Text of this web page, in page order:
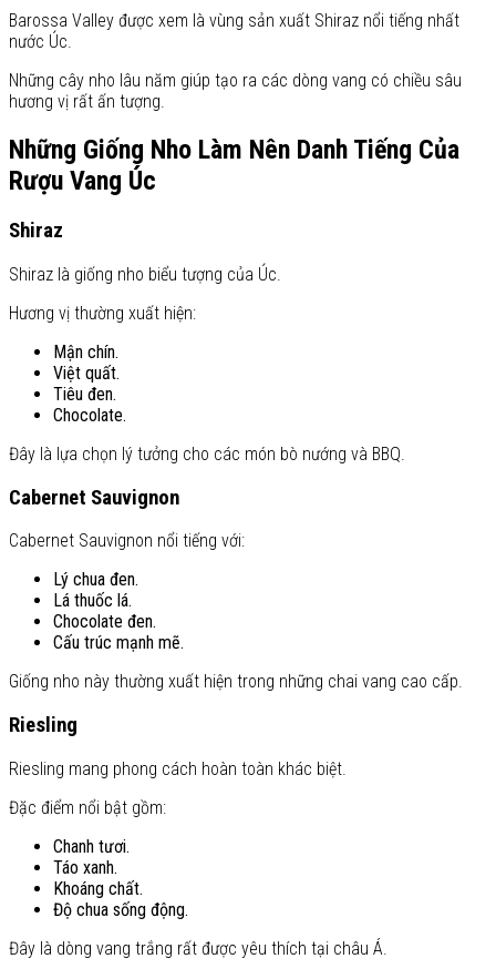
Barossa Valley được xem là vùng sản xuất Shiraz nổi tiếng nhất
nước Úc.
Những cây nho lâu năm giúp tạo ra các dòng vang có chiều sâu
hương vị rất ấn tượng.
Những Giống Nho Làm Nên Danh Tiếng Của
Rượu Vang Úc
Shiraz
Shiraz là giống nho biểu tượng của Úc.
Hương vị thường xuất hiện:
Mận chín.
Việt quất.
Tiêu đen.
Chocolate.
Đây là lựa chọn lý tưởng cho các món bò nướng và BBQ.
Cabernet Sauvignon
Cabernet Sauvignon nổi tiếng với:
Lý chua đen.
Lá thuốc lá.
Chocolate đen.
Cấu trúc mạnh mẽ.
Giống nho này thường xuất hiện trong những chai vang cao cấp.
Riesling
Riesling mang phong cách hoàn toàn khác biệt.
Đặc điểm nổi bật gồm:
Chanh tươi.
Táo xanh.
Khoáng chất.
Độ chua sống động.
Đây là dòng vang trắng rất được yêu thích tại châu Á.